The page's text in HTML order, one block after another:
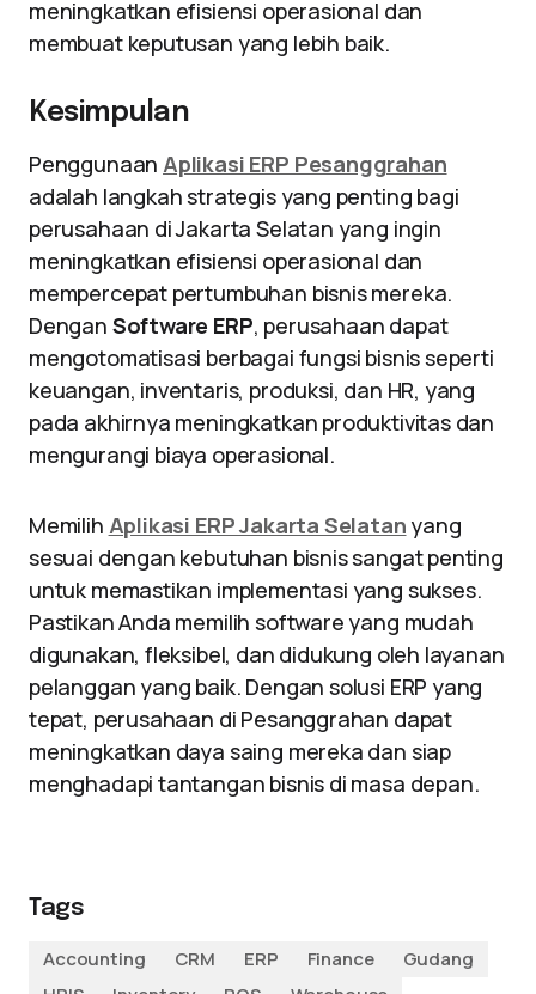
meningkatkan efisiensi operasional dan
membuat keputusan yang lebih baik.
Kesimpulan
Penggunaan Aplikasi ERP Pesanggrahan
adalah langkah strategis yang penting bagi
perusahaan di Jakarta Selatan yang ingin
meningkatkan efisiensi operasional dan
mempercepat pertumbuhan bisnis mereka.
Dengan Software ERP, perusahaan dapat
mengotomatisasi berbagai fungsi bisnis seperti
keuangan, inventaris, produksi, dan HR, yang
pada akhirnya meningkatkan produktivitas dan
mengurangi biaya operasional.
Memilih Aplikasi ERP Jakarta Selatan yang
sesuai dengan kebutuhan bisnis sangat penting
untuk memastikan implementasi yang sukses.
Pastikan Anda memilih software yang mudah
digunakan, fleksibel, dan didukung oleh layanan
pelanggan yang baik. Dengan solusi ERP yang
tepat, perusahaan di Pesanggrahan dapat
meningkatkan daya saing mereka dan siap
menghadapi tantangan bisnis di masa depan.
Tags
Accounting
CRM ERP Finance
Gudang